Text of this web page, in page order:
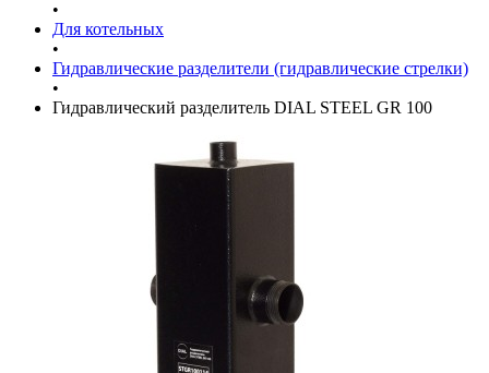
•
Для котельных
•
Гидравлические разделители (гидравлические стрелки)
•
Гидравлический разделитель DIAL STEEL GR 100